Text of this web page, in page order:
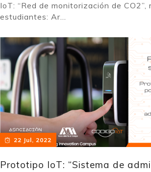
IoT: “Red de monitorización de CO2”,
estudiantes: Ar...
22 Jul, 2022
Prototipo IoT: “Sistema de